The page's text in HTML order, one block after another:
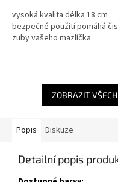
vysoká kvalita délka 18 cm
bezpečné použití pomáhá
zuby vašeho mazlíčka
ZOBRAZIT
Popis Diskuze
Detailní popis